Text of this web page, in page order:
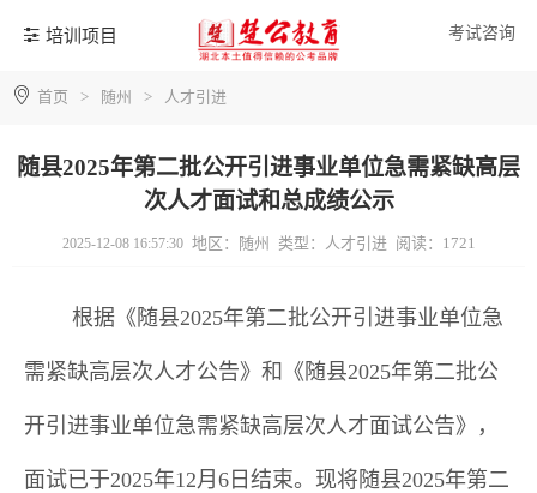
培训项目 考试咨询
首页 > 随州 > 人才引进
随县2025年第二批公开引进事业单位急需紧缺高层
次人才面试和总成绩公示
2025-12-08 16:57:30 地区：随州 类型：人才引进 阅读：1721
根据《 随县2025年第二批公开引进事业单位急
需紧缺高层次人才公告》 和 《 随县2025年第二批公
开引进事业单位急需紧缺高层次人才面试公告》，
面试已于2025年12月6日结束。 现将 随县2025年第二